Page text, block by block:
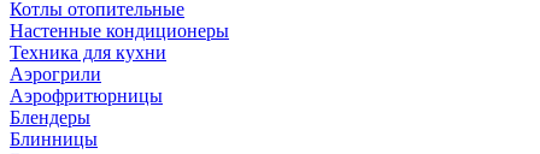
Котлы отопительные
Настенные кондиционеры
Техника для кухни
Аэрогрили
Аэрофритюрницы
Блендеры
Блинницы